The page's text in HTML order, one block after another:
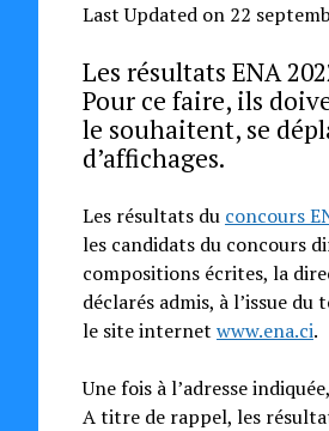
Last Updated on 22
Les résultats ENA
Pour ce faire, ils
le souhaitent, se
d’affichages.
Les résultats du concours
les candidats du concours
compositions écrites, la
déclarés admis, à l’issue
le site internet www.ena.ci.
Une fois à l’adresse
A titre de rappel, les